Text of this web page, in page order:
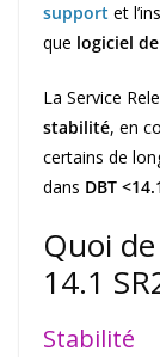
support et
que logiciel
La Service
stabilité, en
certains de
dans DBT
Quoi
14.1
Stabilité